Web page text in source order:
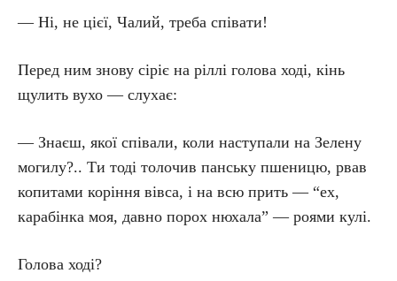
— Ні, не цієї, Чалий, треба співати!
Перед ним знову сіріє на ріллі голова ході, кінь
щулить вухо — слухає:
— Знаєш, якої співали, коли наступали на Зелену
могилу?.. Ти тоді толочив панську пшеницю, рвав
копитами коріння вівса, і на всю прить — “ех,
карабінка моя, давно порох нюхала” — роями кулі.
Голова ході?